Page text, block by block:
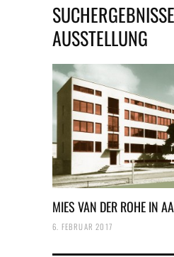
AUSSTELLUNG
MIES VAN DER ROHE IN
6. FEBRUAR 2017